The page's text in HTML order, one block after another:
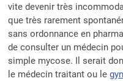
vite devenir très
que très rarement
sans ordonnance en
de consulter un médecin
simple mycose. Il serait
le médecin traitant ou le